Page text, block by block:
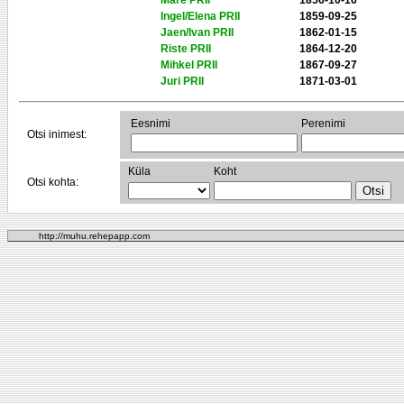
Ingel/Elena PRII
1859-09-25
Jaen/Ivan PRII
1862-01-15
Riste PRII
1864-12-20
Mihkel PRII
1867-09-27
Juri PRII
1871-03-01
Otsi inimest:
Eesnimi Perenimi
Otsi kohta:
Küla Koht
http://muhu.rehepapp.com